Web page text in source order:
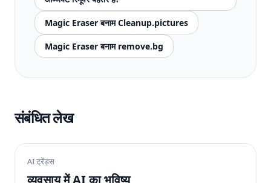
Magic Eraser बनाम Cleanup.pictures
Magic Eraser बनाम remove.bg
संबंधित लेख
AI ट्रेंड्स
व्यवसाय में AI का भविष्य